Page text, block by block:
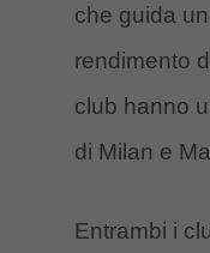
che guida un
rendimento
club hanno
di Milan e
Entrambi i